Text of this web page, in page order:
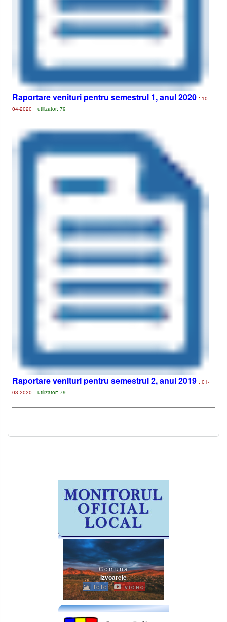
Raportare venituri pentru semestrul 1, anul 2020 : 10-
04-2020
utilizator: 79
Raportare venituri pentru semestrul 2, anul 2019 : 01-
03-2020
utilizator: 79
Comuna
Izvoarele
foto video